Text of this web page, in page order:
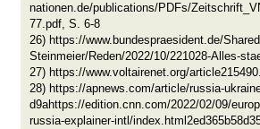
nationen.de/publications/PDFs/
77.pdf, S. 6-8
26) https://www.bundespraesident.de/
Steinmeier/Reden/2022/10/221028-Alles-
27) https://www.voltairenet.org/
28) https://apnews.com/article/russia-
d9ahttps://edition.cnn.com/2022/02/09/
russia-explainer-intl/